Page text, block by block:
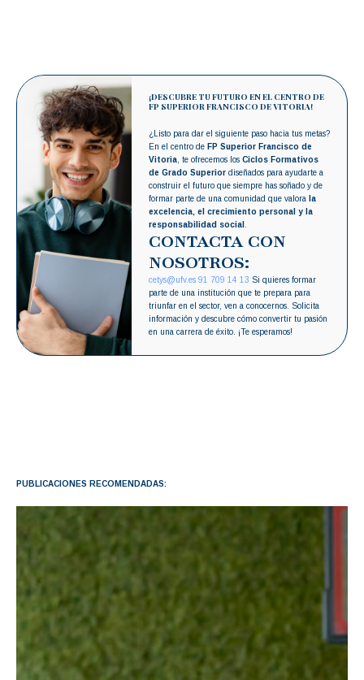
¡DESCUBRE TU FUTURO EN EL CENTRO DE
FP SUPERIOR FRANCISCO DE VITORIA!
¿Listo para dar el siguiente paso hacia tus metas?
En el centro de FP Superior Francisco de
Vitoria , te ofrecemos losCiclos Formativos
de Grado Superior diseñados para ayudarte a
construir el futuro que siempre has soñado y de
formar parte de una comunidad que valora
la
excelencia, el crecimiento personal y la
responsabilidad social
CONTACTA CON
NOSOTROS:
cetys@ufv.es 91 709 14 13 Si quieres formar
parte de una institución que te prepara para
triunfar en el sector, ven a conocernos. Solicita
información y descubre cómo convertir tu pasión
en una carrera de éxito. ¡Te esperamos!
PUBLICACIONES RECOMENDADAS: